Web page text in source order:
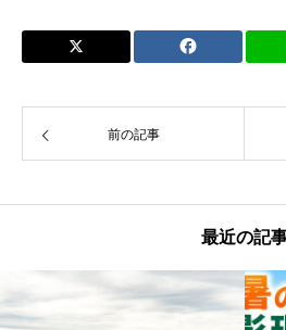
前の記事
最近の記